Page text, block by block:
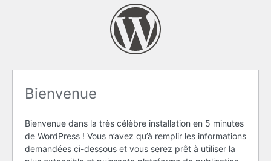
Bienvenue
Bienvenue dans la très célèbre installation en 5 minutes
de WordPress ! Vous n’avez qu’à remplir les informations
demandées ci-dessous et vous serez prêt à utiliser la